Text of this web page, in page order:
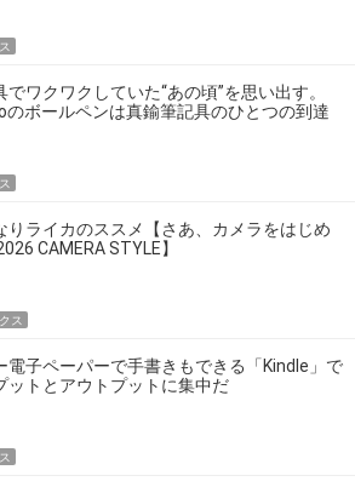
でワクワクしていた“あの頃”を思い出す。
のボールペンは真鍮筆記具のひとつの到達
りライカのススメ【さあ、カメラをはじめ
CAMERA STYLE】
ス
電子ペーパーで手書きもできる「Kindle」で
ットとアウトプットに集中だ